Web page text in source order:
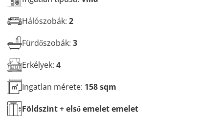
Hálószobák: 2
Fürdőszobák: 3
Erkélyek: 4
Ingatlan mérete: 158 sqm
Földszint + első emeletemelet
e
e
*